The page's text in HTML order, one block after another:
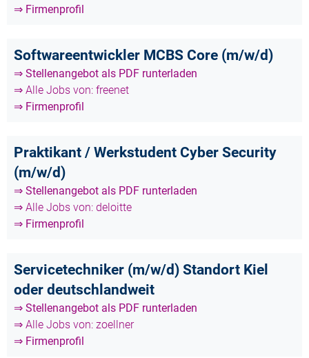
⇒ Firmenprofil
Softwareentwickler MCBS Core (m/w/d)
⇒ Stellenangebot als PDF runterladen
⇒ Alle Jobs von: freenet
⇒ Firmenprofil
Praktikant / Werkstudent Cyber Security
(m/w/d)
⇒ Stellenangebot als PDF runterladen
⇒ Alle Jobs von: deloitte
⇒ Firmenprofil
Servicetechniker (m/w/d) Standort Kiel
oder deutschlandweit
⇒ Stellenangebot als PDF runterladen
⇒ Alle Jobs von: zoellner
⇒ Firmenprofil